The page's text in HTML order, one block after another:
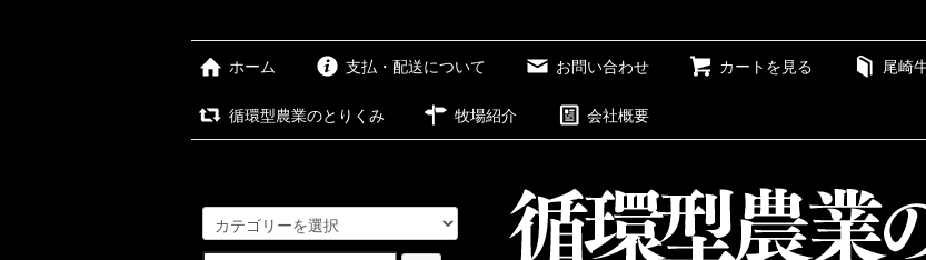
ホーム 支払・配送について お問い合わせ カートを見る 尾崎
循環型農業のとりくみ 牧場紹介 会社概要